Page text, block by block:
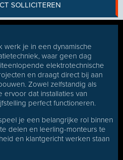
SOLLICITEREN
werk je in een dynamische
waar geen dag
elektrotechnische
en draagt direct bij aan
Zowel zelfstandig als
ervoor dat installaties van
perfect functioneren.
je een belangrijke rol binnen
delen en leerling-monteurs te
en klantgericht werken staan